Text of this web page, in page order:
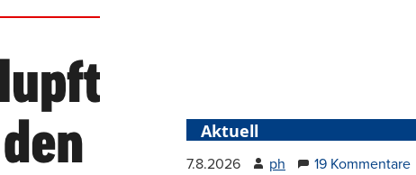
Aktuell
7.8.2026 ph 19 Kommentare